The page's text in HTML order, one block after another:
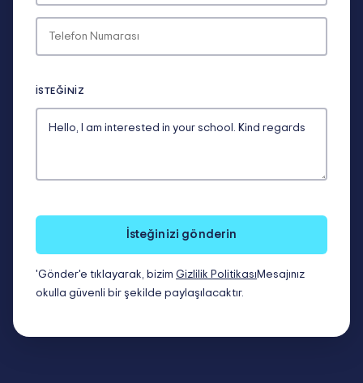
İSTEĞINIZ
İsteğinizi gönderin
'Gönder'e tıklayarak, bizim Gizlilik Politikası Mesajınız
okulla güvenli bir şekilde paylaşılacaktır.